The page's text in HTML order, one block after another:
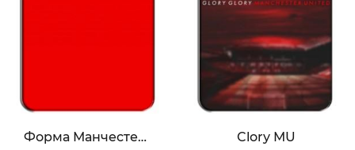
Форма Манчестера Юнайтед
Clory MU